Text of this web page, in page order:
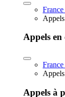
Appels en
Appels à